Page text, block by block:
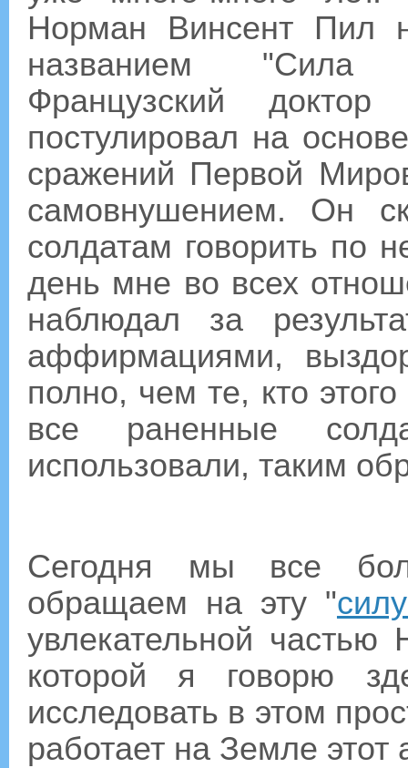
Норман Винсент Пил
названием "Сила
Французский
постулировал на
сражений Первой
самовнушением. Он
солдатам говорить по
день мне во всех
наблюдал за
аффирмациями,
полно, чем те, кто
все раненные
использовали, таким
Сегодня мы все
обращаем на эту "
увлекательной частью
которой я говорю
исследовать в этом
работает на Земле